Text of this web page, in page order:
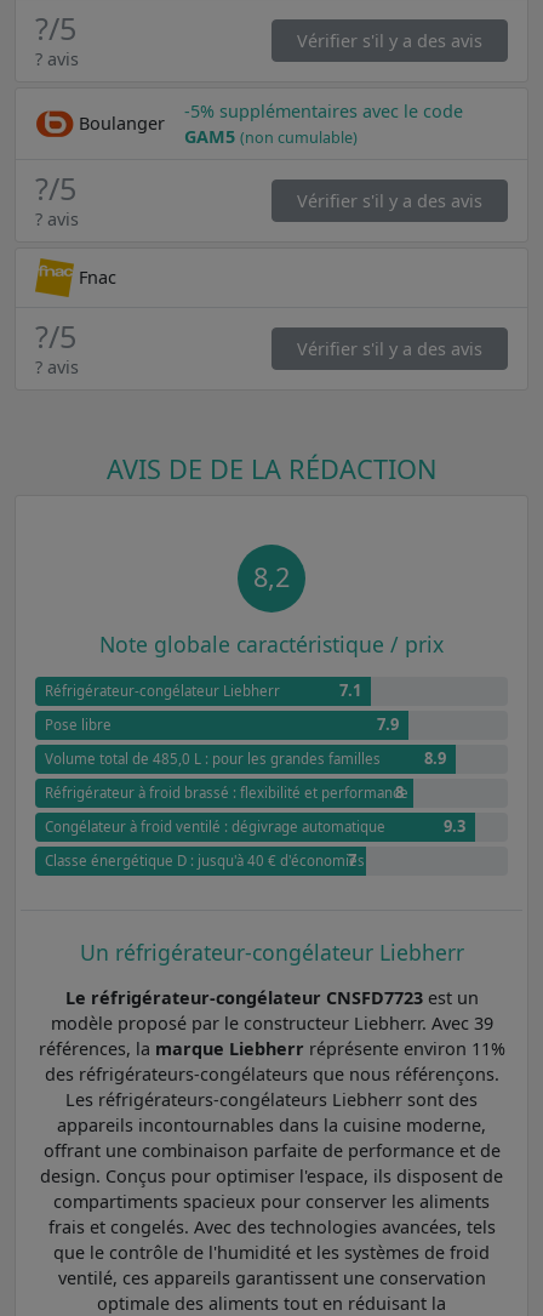
?/5
? avis
Vérifier s'il y a des avis
Boulanger
-5% supplémentaires avec le code
GAM5 (non cumulable)
?/5
? avis
Vérifier s'il y a des avis
Fnac
?/5
? avis
Vérifier s'il y a des avis
AVIS DE DE LA RÉDACTION
8,2
Note globale caractéristique / prix
Réfrigérateur-congélateur Liebherr 7.1
Pose libre 7.9
Volume total de 485,0 L : pour les grandes familles 8.9
Réfrigérateur à froid brassé : flexibilité et performance
8
Congélateur à froid ventilé : dégivrage automatique 9.3
Classe énergétique D : jusqu'à 40 € d'économies annuel par rapport à G
7
Un réfrigérateur-congélateur Liebherr
Le réfrigérateur-congélateur CNSFD7723est un
modèle proposé par le constructeur Liebherr. Avec 39
références, la marque Liebherr réprésente environ 11%
des réfrigérateurs-congélateurs que nous référençons.
Les réfrigérateurs-congélateurs Liebherr sont des
appareils incontournables dans la cuisine moderne,
offrant une combinaison parfaite de performance et de
design. Conçus pour optimiser l'espace, ils disposent de
compartiments spacieux pour conserver les aliments
frais et congelés. Avec des technologies avancées, tels
que le contrôle de l'humidité et les systèmes de froid
ventilé, ces appareils garantissent une conservation
optimale des aliments tout en réduisant la